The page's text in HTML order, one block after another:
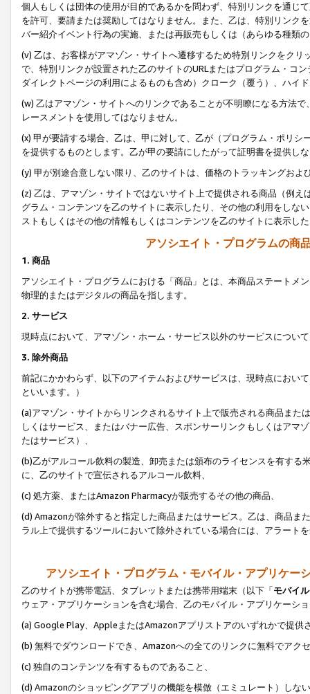
個人もしくは団体の使用が目的であるかを問わず、特別リンクを通じ
を許可、要請または奨励してはなりません。また、乙は、特別リンク
バー紹介イベント行為の実施、または再販売もしくは（あらゆる種類
(v) 乙は、お客様がアマゾン・サイトへ遷移するため特別リンクをク
で、特別リンクが設置された乙のサイトのURLまたはプログラム・コ
ダイレクトページの利用によるものも含め）クローク（覆う）、ハイ
(w) 乙はアマゾン・サイトへのリンクであることが不明瞭になる方法
レースメントを使用してはなりません。
(x) 甲が要請する場合、乙は、甲に対して、乙が（プログラム・ポリ
を提供するものとします。乙が甲の要請にしたがって証明書を提供し
(y) 甲が別途合意しない限り、乙のサイトは、価格のトラッキングお
(z) 乙は、アマゾン・サイトではないサイト上で提供される商品（例
グラム・コンテンツを乙のサイトに表示したり、その他の利用をしな
ストもしくはその他の情報もしくはコンテンツを乙のサイトに表示し
アソシエイト・プログラムの商
1. 商品
アソシエイト・プログラムにおける「商品」とは、本商品ステートメ
物理的またはデジタルの商品を指します。
2. サービス
現時点において、アマゾン・ホーム・サービス以外のサービスについ
3. 除外商品
前記にかかわらず、以下のアイテムおよびサービスは、現時点におい
といいます。）
(a)アマゾン・サイトからリンクされるサイト上で販売される商品ま
しくはサービス、またはバナー広告、スポンサーリンクもしくはアマ
たはサービス）、
(b)乙がアルコール飲料の製造、卸売または頒布のライセンスを有す
に、乙のサイトで宣伝されるアルコール飲料、
(c) 処方薬、またはAmazon Pharmacyが販売するその他の商品、
(d) Amazonが除外すると指定した商品またはサービス。乙は、商品ま
ラル上で提供するツールにおいて除外されている場合には、アラート
アソシエイト・プログラム・モバイル・アプリケー
乙のサイトが携帯電話、タブレットまたは携帯用端末（以下「モバイ
ウェア・アプリケーションを含む場合、乙のモバイル・アプリケーシ
(a) Google Play、AppleまたはAmazonアプリストアのいずれかで提供
(b) 無料でダウンロードでき、Amazonへの全てのリンクに無料でアク
(c) 独自のコンテンツを有するものであること、
(d) Amazonのショッピングアプリの機能を模倣（エミュレート）しな